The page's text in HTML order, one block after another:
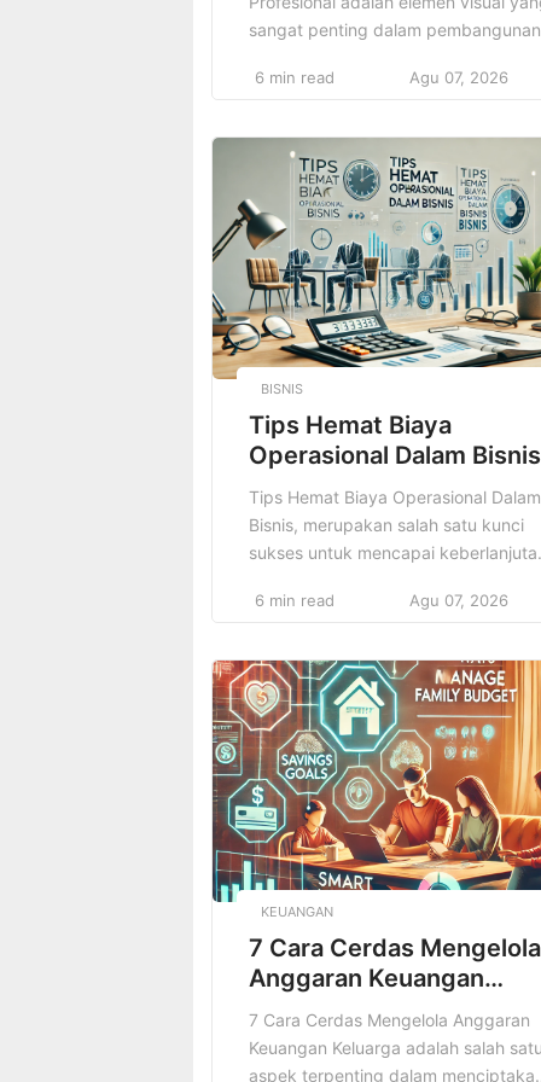
sangat penting dalam pembangunan
dari merek, logo memainkan peran
sekadar gambar atau simbol. Logo
adalah representasi pertama yang
dilihat audiens dan pelanggan
potensial, dan sering kali menjadi
faktor penentu dalam keputusan
mereka untuk terhubung dengan […]
6 min read Agu 07, 2026
BISNIS
Tips Hemat Biaya
Operasional Dalam Bisnis
Tips Hemat Biaya Operasional Dalam
Bisnis, merupakan salah satu kunci
sukses untuk mencapai
Setiap bisnis, baik itu usaha kecil,
biaya operasional yang harus
dengan hati-hati agar tidak
membebani anggaran dan
potensi keuntungan. Biaya
sendiri mencakup semua biaya yang
dibutuhkan untuk menjalankan
kegiatan […]
6 min read Agu 07, 2026
KEUANGAN
7 Cara Cerdas Mengelola
Anggaran Keuangan
Keluarga
7 Cara Cerdas Mengelola Anggaran
Keuangan Keluarga adalah salah satu
aspek terpenting dalam